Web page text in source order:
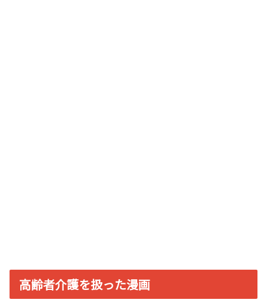
高齢者介護を扱った漫画